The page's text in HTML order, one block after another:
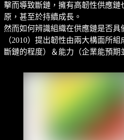
擊而導致斷鏈，擁有高韌性供應鏈
原，甚至於持續成長。
然而如何辨識組織在供應鏈是否具
（2010）提出韌性由兩大構面所
斷鏈的程度）＆能力（企業能預期